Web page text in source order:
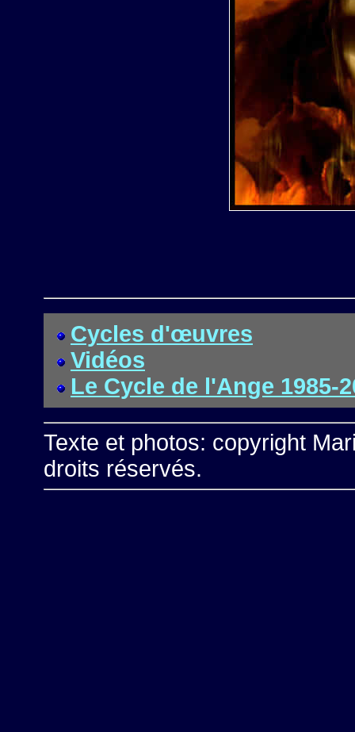
Cycles d'œuvres
Vidéos
Le Cycle de l'Ange 1985-
Texte et photos: copyright
droits réservés.